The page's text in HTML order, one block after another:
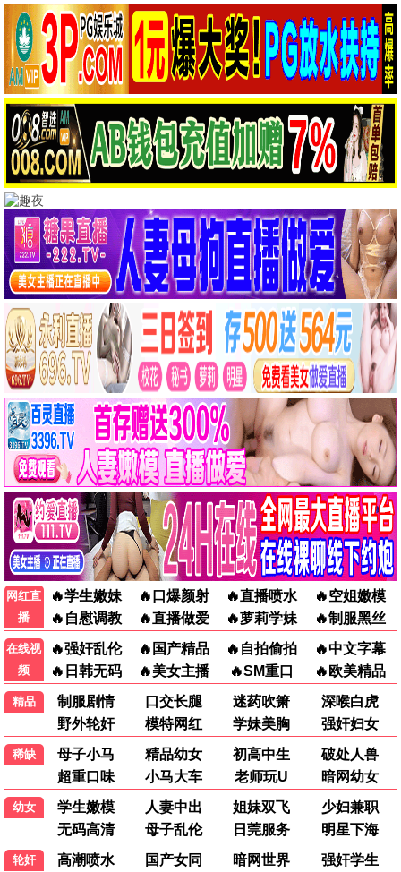
全部分类
动作大片 科幻冒险
悬疑惊悚 喜剧搞笑
爱情文艺 战争史诗
纪录片 动漫剧场
热门电影